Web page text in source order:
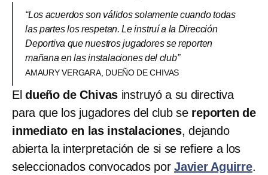
“Los acuerdos son válidos solamente cuando todas
las partes los respetan. Le instruí a la Dirección
Deportiva que nuestros jugadores se reporten
mañana en las instalaciones del club”
AMAURY VERGARA, DUEÑO DE CHIVAS
El dueño de Chivas instruyó a su directiva
para que los jugadores del club se reporten de
inmediato en las instalaciones, dejando
abierta la interpretación de si se refiere a los
seleccionados convocados porJavier Aguirre.